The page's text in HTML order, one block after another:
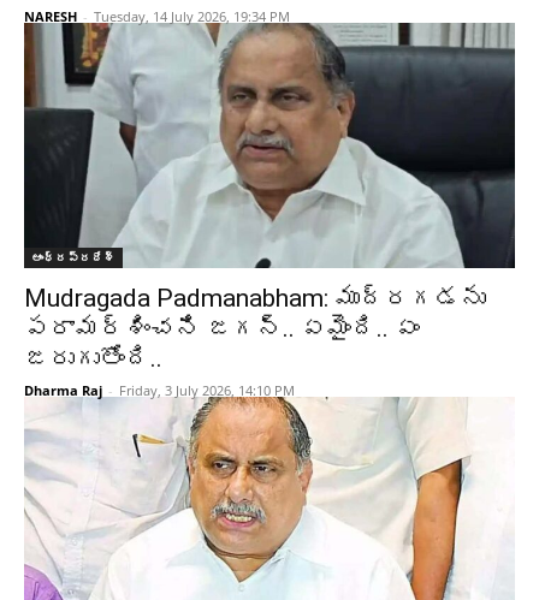
NARESH - Tuesday, 14 July 2026, 19:34 PM
ఆంధ్రప్రదేశ్‌
Mudragada Padmanabham: ముద్రగడను
పరామర్శించని జగన్.. ఏమైంది.. ఏం
జరుగుతోంది..
Dharma Raj - Friday, 3 July 2026, 14:10 PM